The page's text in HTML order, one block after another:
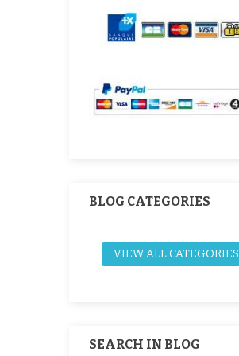
BLOG CATEGORIES
VIEW ALL CATEGORIES
SEARCH IN BLOG